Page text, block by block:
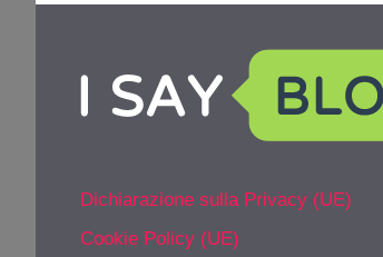
Dichiarazione sulla Privacy (UE)
Cookie Policy (UE)